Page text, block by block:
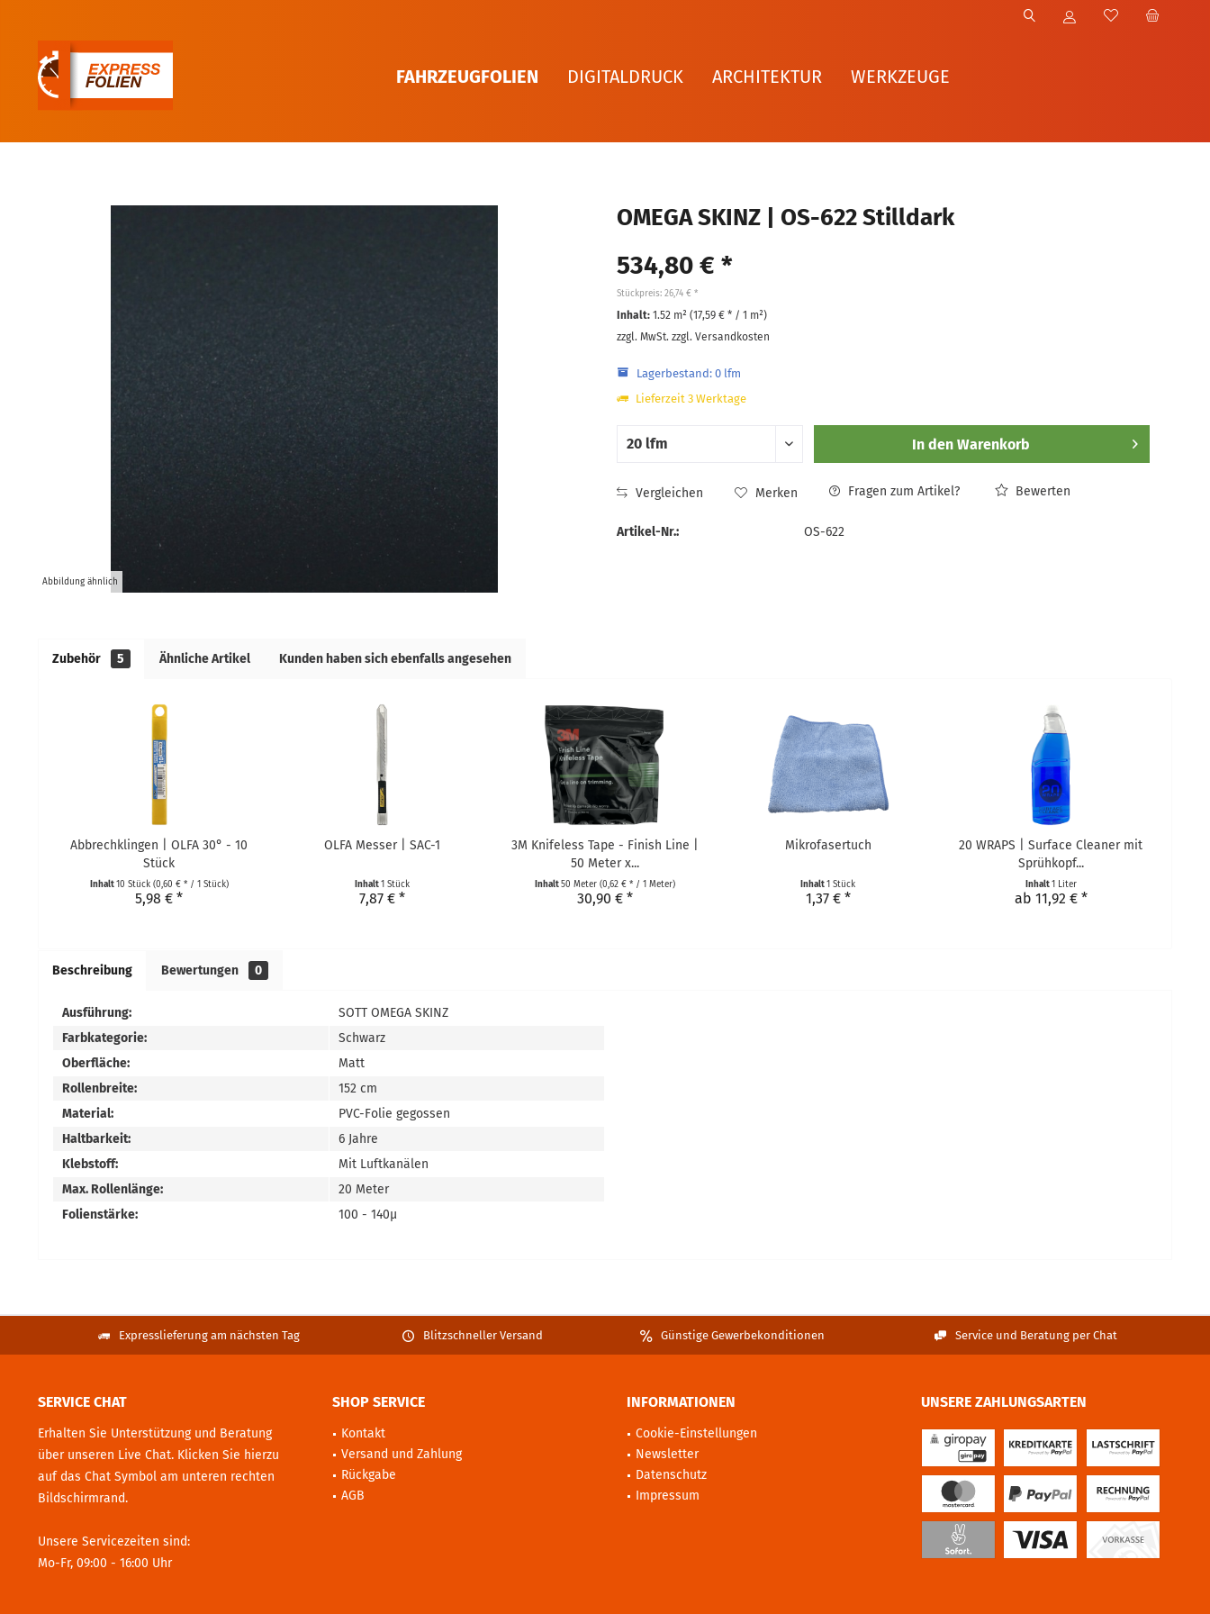
FAHRZEUGFOLIEN DIGITALDRUCK ARCHITEKTUR WERKZEUGE
Abbildung ähnlich
OMEGA SKINZ | OS-622 Stilldark
534,80 € *
Stückpreis: 26,74 € *
Inhalt: 1.52 m² (17,59 €* / 1 m²)
zzgl. MwSt. zzgl. Versandkosten
Lagerbestand: 0 lfm
Lieferzeit 3 Werktage
In den Warenkorb
Vergleichen Merken Fragen zum Artikel? Bewerten
Artikel-Nr.: OS-622
Zubehör 5 Ähnliche Artikel Kunden haben sich ebenfalls angesehen
Abbrechklingen | OLFA 30° - 10
Stück
Inhalt10 Stück (0,60 € * / 1 Stück)
5,98 € *
OLFA Messer | SAC-1
Inhalt1 Stück
7,87 € *
3M Knifeless Tape - Finish Line |
50 Meter x...
Inhalt50 Meter (0,62 € * / 1 Meter)
30,90 € *
Mikrofasertuch
Inhalt1 Stück
1,37 € *
20 WRAPS | Surface Cleaner mit
Sprühkopf...
Inhalt1 Liter
ab 11,92 € *
Beschreibung Bewertungen 0
Ausführung:
SOTT OMEGA SKINZ
Farbkategorie:
Schwarz
Oberfläche:
Matt
Rollenbreite:
152 cm
Material:
PVC-Folie gegossen
Haltbarkeit:
6 Jahre
Klebstoff:
Mit Luftkanälen
Max. Rollenlänge:
20 Meter
Folienstärke:
100 - 140µ
Expresslieferung am nächsten Tag Blitzschneller Versand Günstige Gewerbekonditionen Service und Beratung per Chat
SERVICE CHAT
Erhalten Sie Unterstützung und Beratung
über unseren Live Chat. Klicken Sie hierzu
auf das Chat Symbol am unteren rechten
Bildschirmrand.
Unsere Servicezeiten sind:
Mo-Fr, 09:00 - 16:00 Uhr
SHOP SERVICE
Kontakt
Versand und Zahlung
Rückgabe
AGB
INFORMATIONEN
Cookie-Einstellungen
Newsletter
Datenschutz
Impressum
UNSERE ZAHLUNGSARTEN